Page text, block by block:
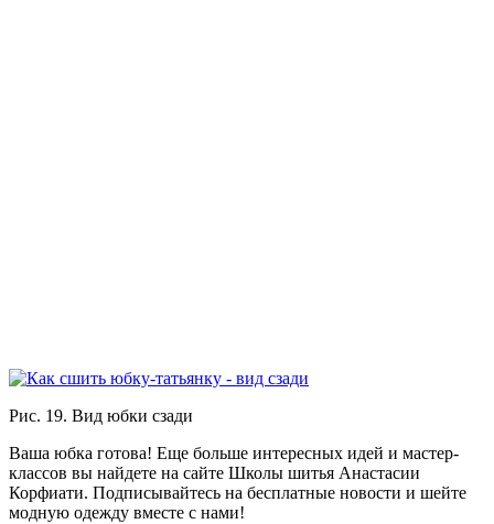
Рис. 19. Вид юбки сзади
Ваша юбка готова! Еще больше интересных идей и мастер-
классов вы найдете на сайте Школы шитья Анастасии
Корфиати. Подписывайтесь на бесплатные новости и шейте
модную одежду вместе с нами!